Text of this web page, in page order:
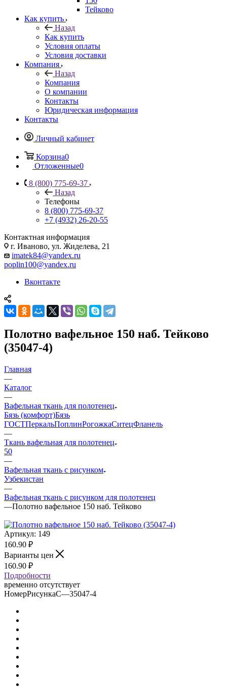
Тейково
Как купить
Назад
Как купить
Условия оплаты
Условия доставки
Компания
Назад
Компания
О компании
Контакты
Юридическая информация
Контакты
Личный кабинет
Корзина0
Отложенные0
8 (800) 775-69-37
Назад
Телефоны
8 (800) 775-69-37
+7 (4932) 26-20-55
Контактная информация
г. Иваново, ул. Жиделева, 21
imatek84@yandex.ru
poplin100@yandex.ru
Вконтакте
Полотно вафельное 150 наб. Тейково
(35047-4)
Главная
—
Каталог
—
Вафельная ткань для полотенец
Бязь (комфорт)Бязь
ГОСТПеркальПоплинРогожкаСитецФланель
—
Ткань вафельная для полотенец
50
—
Вафельная ткань с рисунком
Узбекистан
—
Вафельная ткань с рисунком для полотенец
—Полотно вафельное 150 наб. Тейково
Артикул: 149
160.90 ₽
Варианты цен
160.90 ₽
Подробности
временно отсутствует
НомерРисункаС—35047-4